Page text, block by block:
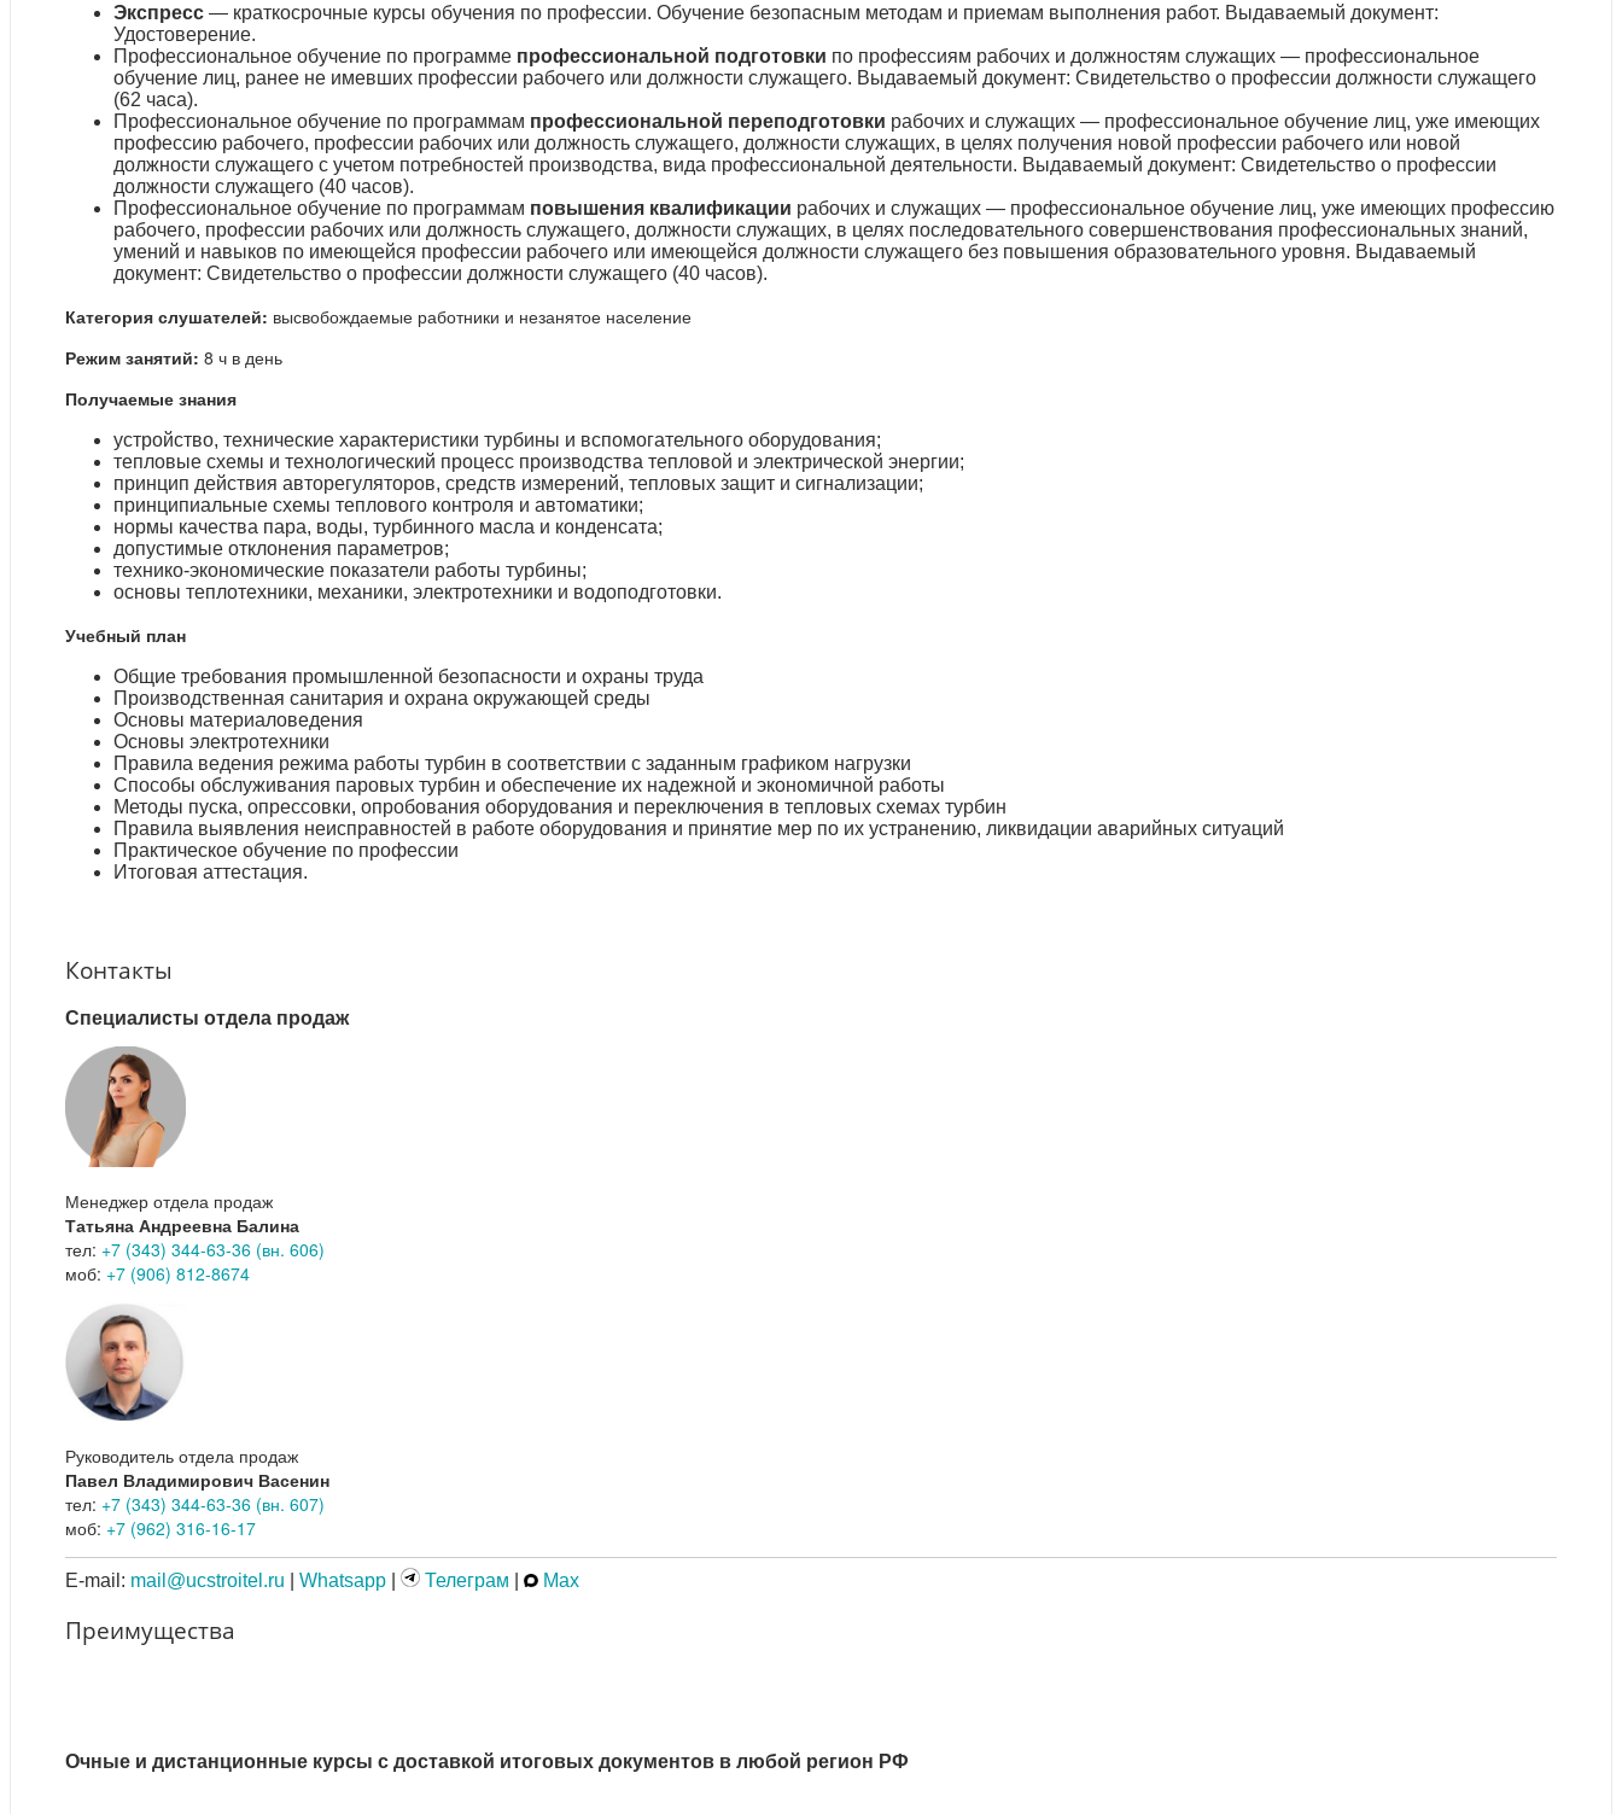
Экспресс — краткосрочные курсы обучения по профессии. Обучение безопасным методам и приемам выполнения работ. Выдаваемый документ:
Удостоверение.
Профессиональное обучение по программе профессиональной подготовки по профессиям рабочих и должностям служащих — профессиональное
обучение лиц, ранее не имевших профессии рабочего или должности служащего. Выдаваемый документ: Свидетельство о профессии должности служащего
(62 часа).
Профессиональное обучение по программам профессиональной переподготовки рабочих и служащих — профессиональное обучение лиц, уже имеющих
профессию рабочего, профессии рабочих или должность служащего, должности служащих, в целях получения новой профессии рабочего или новой
должности служащего с учетом потребностей производства, вида профессиональной деятельности. Выдаваемый документ: Свидетельство о профессии
должности служащего (40 часов).
Профессиональное обучение по программам повышения квалификации рабочих и служащих — профессиональное обучение лиц, уже имеющих профессию
рабочего, профессии рабочих или должность служащего, должности служащих, в целях последовательного совершенствования профессиональных знаний,
умений и навыков по имеющейся профессии рабочего или имеющейся должности служащего без повышения образовательного уровня. Выдаваемый
документ: Свидетельство о профессии должности служащего (40 часов).
Категория слушателей: высвобождаемые работники и незанятое население
Режим занятий: 8 ч в день
Получаемые знания
устройство, технические характеристики турбины и вспомогательного оборудования;
тепловые схемы и технологический процесс производства тепловой и электрической энергии;
принцип действия авторегуляторов, средств измерений, тепловых защит и сигнализации;
принципиальные схемы теплового контроля и автоматики;
нормы качества пара, воды, турбинного масла и конденсата;
допустимые отклонения параметров;
технико-экономические показатели работы турбины;
основы теплотехники, механики, электротехники и водоподготовки.
Учебный план
Общие требования промышленной безопасности и охраны труда
Производственная санитария и охрана окружающей среды
Основы материаловедения
Основы электротехники
Правила ведения режима работы турбин в соответствии с заданным графиком нагрузки
Способы обслуживания паровых турбин и обеспечение их надежной и экономичной работы
Методы пуска, опрессовки, опробования оборудования и переключения в тепловых схемах турбин
Правила выявления неисправностей в работе оборудования и принятие мер по их устранению, ликвидации аварийных ситуаций
Практическое обучение по профессии
Итоговая аттестация.
Контакты
Специалисты отдела продаж
Менеджер отдела продаж
Татьяна Андреевна Балина
тел: +7 (343) 344-63-36 (вн. 606)
моб: +7 (906) 812-8674
Руководитель отдела продаж
Павел Владимирович Васенин
тел: +7 (343) 344-63-36 (вн. 607)
моб: +7 (962) 316-16-17
E-mail: mail@ucstroitel.ru Whatsapp Телеграм Max
Преимущества
Очные и дистанционные курсы с доставкой итоговых документов в любой регион РФ